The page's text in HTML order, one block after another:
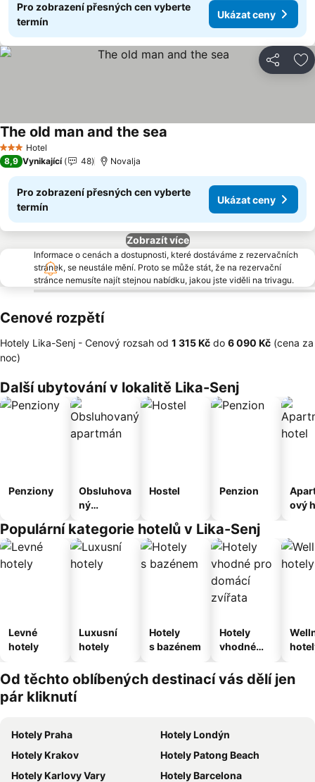
Pro zobrazení přesných cen vyberte
termín
Ukázat ceny
Sdílet
3 Počet hvězdiček
Hotel
The old man and the sea
8,9 Vynikající 48 Novalja
Pro zobrazení přesných cen vyberte
termín
Ukázat ceny
Zobrazít více
Informace o cenách a dostupnosti, které dostáváme z rezervačních
stránek, se neustále mění. Proto se může stát, že na rezervační
stránce nemusíte najít stejnou nabídku, jakou jste viděli na trivagu.
Cenové rozpětí
Hotely Lika-Senj - Cenový rozsah od ‎1 315 Kč do ‎6 090 Kč (cena za
noc)
Další ubytování v lokalitě Lika-Senj
Penziony
Obsluhova
ný
Hostel Penzion
ový
Populární kategorie hotelů v Lika-Senj
Levné
hotely
Luxusní
hotely
Hotely
s bazénem
Hotely
vhodné
domácí
zvířata
Od těchto oblíbených destinací vás dělí jen
pár kliknutí
Hotely Praha
Hotely Londýn
Hotely Krakov
Hotely Patong Beach
Hotely Karlovy Vary
Hotely Barcelona